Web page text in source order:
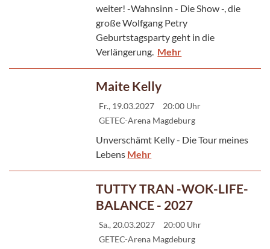
weiter! -Wahnsinn - Die Show -, die
große Wolfgang Petry
Geburtstagsparty geht in die
Verlängerung. Mehr
Maite Kelly
Fr., 19.03.2027
20:00 Uhr
GETEC-Arena Magdeburg
Unverschämt Kelly - Die Tour meines
Lebens Mehr
TUTTY TRAN -WOK-LIFE-
BALANCE - 2027
Sa., 20.03.2027
20:00 Uhr
GETEC-Arena Magdeburg